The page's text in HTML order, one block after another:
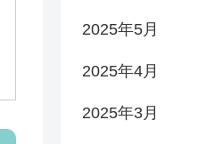
2025年5月
2025年4月
2025年3月